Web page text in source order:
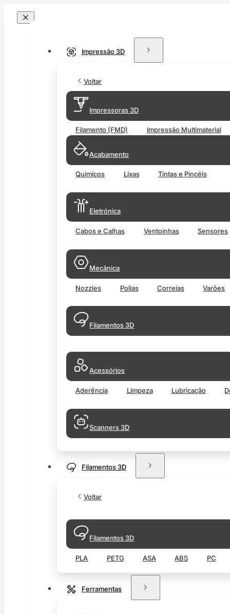
Impressão 3D
Voltar
Impressoras 3D
Filamento (FMD) Impressão Multimaterial
Acabamento
Químicos Lixas Tintas e Pincéis
Eletrónica
Cabos e Calhas Ventoinhas Sensores
Mecânica
Nozzles Polias Correias Varões
Filamentos 3D
Acessórios
Aderência Limpeza Lubricação
Scanners 3D
Filamentos 3D
Voltar
Filamentos 3D
PLA PETG ASA ABS PC
Ferramentas